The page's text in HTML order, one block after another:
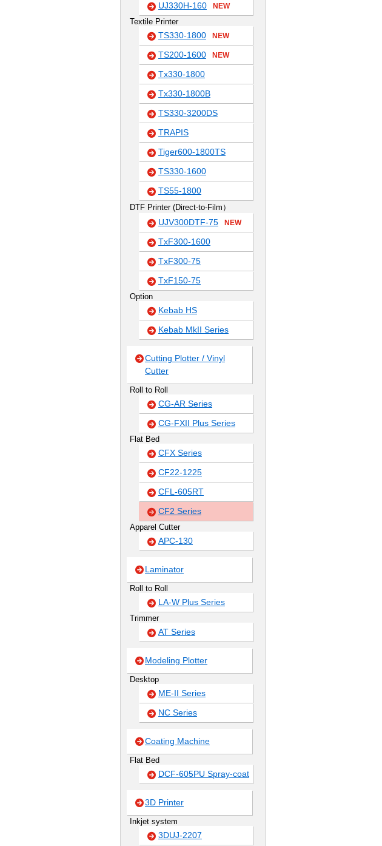
UJ330H-160 NEW
Textile Printer
TS330-1800 NEW
TS200-1600 NEW
Tx330-1800
Tx330-1800B
TS330-3200DS
TRAPIS
Tiger600-1800TS
TS330-1600
TS55-1800
DTF Printer (Direct-to-Film）
UJV300DTF-75 NEW
TxF300-1600
TxF300-75
TxF150-75
Option
Kebab HS
Kebab MkII Series
Cutting Plotter / Vinyl
Cutter
Roll to Roll
CG-AR Series
CG-FXII Plus Series
Flat Bed
CFX Series
CF22-1225
CFL-605RT
CF2 Series
Apparel Cutter
APC-130
Laminator
Roll to Roll
LA-W Plus Series
Trimmer
AT Series
Modeling Plotter
Desktop
ME-II Series
NC Series
Coating Machine
Flat Bed
DCF-605PU Spray-coat
3D Printer
Inkjet system
3DUJ-2207